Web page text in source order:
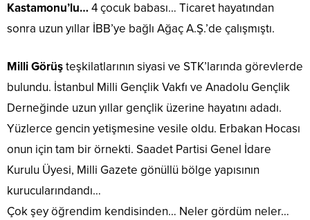
Kastamonu’lu…4 çocuk babası… Ticaret hayatından
sonra uzun yıllar İBB’ye bağlı Ağaç A.Ş.’de çalışmıştı.
Milli Görüşteşkilatlarının siyasi ve STK’larında görevlerde
bulundu. İstanbul Milli Gençlik Vakfı ve Anadolu Gençlik
Derneğinde uzun yıllar gençlik üzerine hayatını adadı.
Yüzlerce gencin yetişmesine vesile oldu. Erbakan Hocası
onun için tam bir örnekti. Saadet Partisi Genel İdare
Kurulu Üyesi, Milli Gazete gönüllü bölge yapısının
kurucularındandı…
Çok şey öğrendim kendisinden… Neler gördüm neler…